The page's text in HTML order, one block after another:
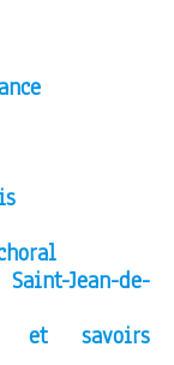
Jean-de-
et savoirs